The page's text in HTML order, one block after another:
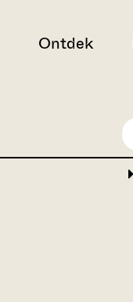
Ontdek